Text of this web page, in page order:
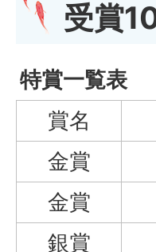
受賞
特賞一覧表
賞名
金賞
金賞
銀賞